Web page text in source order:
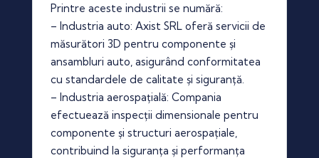
Printre aceste industrii se numără:
– Industria auto: Axist SRL oferă servicii de
măsurători 3D pentru componente și
ansambluri auto, asigurând conformitatea
cu standardele de calitate și siguranță.
– Industria aerospațială: Compania
efectuează inspecții dimensionale pentru
componente și structuri aerospațiale,
contribuind la siguranța și performanța